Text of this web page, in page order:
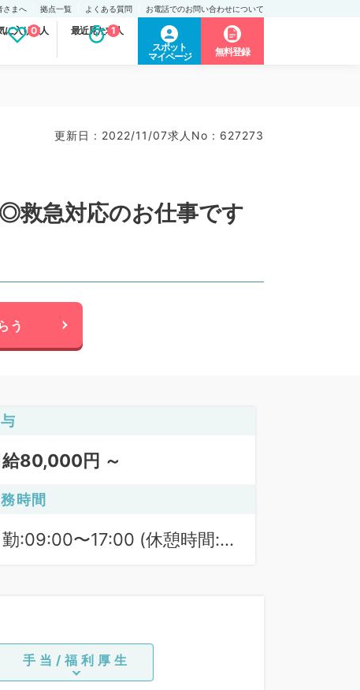
さまへ 拠点一覧 よくある質問 お電話でのお問い合わせについて
に入り求人
0 最近見た求人
1
スポット
マイページ
無料登録
更新日 : 2022/11/07求人No : 627273
救急対応のお仕事です
う
給80,000円 ～
時間
勤:09:00〜17:00 (休憩時間:
手当/福利厚生